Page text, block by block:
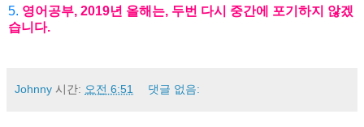
5. 영어공부, 2019년 올해는, 두번 다시 중간에 포기하지 않겠
습니 다.
Johnny 시간: 오전 6:51 댓글 없음: